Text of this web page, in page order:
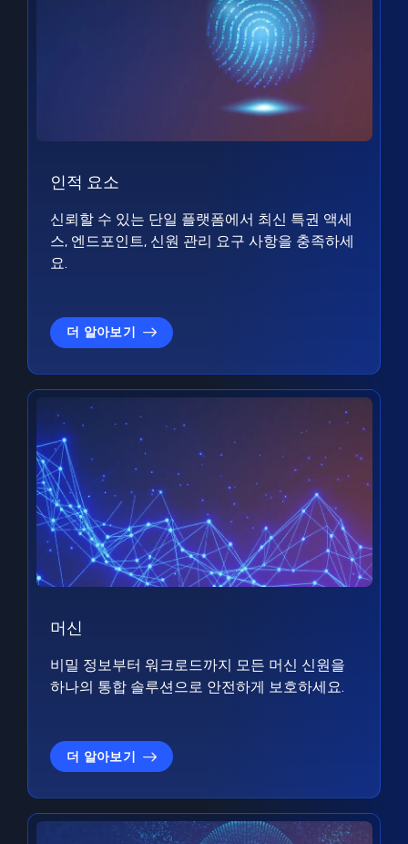
인적 요소
신뢰할 수 있는 단일 플랫폼에서 최신 특권 액세
스, 엔드포인트, 신원 관리 요구 사항을 충족하세
요.
더 알아보기
머신
비밀 정보부터 워크로드까지 모든 머신 신원을
하나의 통합 솔루션으로 안전하게 보호하세요.
더 알아보기